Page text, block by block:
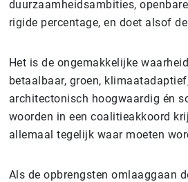
duurzaamheidsambities,
rigide percentage, en doet alsof
Het is de ongemakkelijke
betaalbaar, groen,
architectonisch hoogwaardig én
woorden in een coalitieakkoord
allemaal tegelijk waar moeten
Als de opbrengsten omlaaggaan